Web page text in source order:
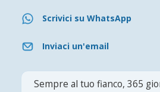
Scrivici su WhatsApp
Inviaci un'email
Sempre al tuo fianco, 365